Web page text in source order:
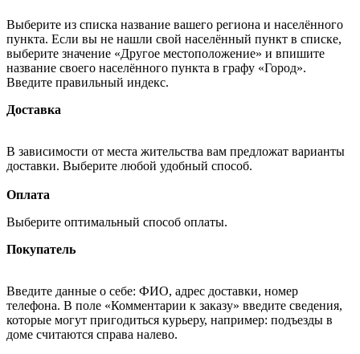
Выберите из списка название вашего региона и населённого
пункта. Если вы не нашли свой населённый пункт в списке,
выберите значение «Другое местоположение» и впишите
название своего населённого пункта в графу «Город».
Введите правильный индекс.
Доставка
В зависимости от места жительства вам предложат варианты
доставки. Выберите любой удобный способ.
Оплата
Выберите оптимальный способ оплаты.
Покупатель
Введите данные о себе: ФИО, адрес доставки, номер
телефона. В поле «Комментарии к заказу» введите сведения,
которые могут пригодиться курьеру, например: подъезды в
доме считаются справа налево.